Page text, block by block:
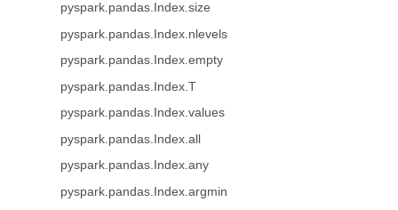
pyspark.pandas.Index.size
pyspark.pandas.Index.nlevels
pyspark.pandas.Index.empty
pyspark.pandas.Index.T
pyspark.pandas.Index.values
pyspark.pandas.Index.all
pyspark.pandas.Index.any
pyspark.pandas.Index.argmin